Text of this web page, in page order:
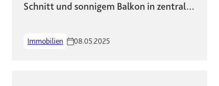
Schnitt und sonnigem Balkon in zentraler
Immobilien 08.05.2025